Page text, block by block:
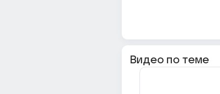
Видео по теме